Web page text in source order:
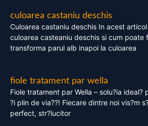
culoarea castaniu deschis
Culoarea castaniu deschis In acest
culoarea casteaniu deschis si cum poate
transforma parul alb inapoi la culoarea
fiole tratament par wella
Fiole tratament par Wella – solu?ia ideal?
?i plin de via??! Fiecare dintre noi vis?m
perfect, str?lucitor